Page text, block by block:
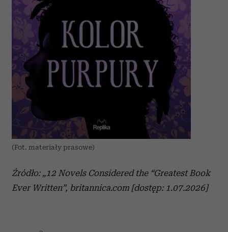
(Fot. materiały prasowe)
Źródło: „12 Novels Considered the “Greatest Book
Ever Written”, britannica.com [dostęp: 1.07.2026]